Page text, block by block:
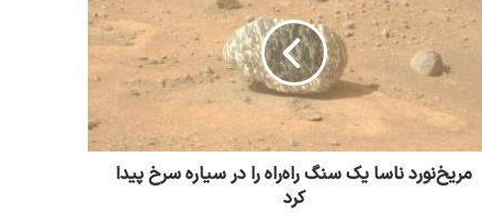
مریخ‌نورد ناسا یک سنگ راه‌راه را در سیاره سرخ پیدا
کرد